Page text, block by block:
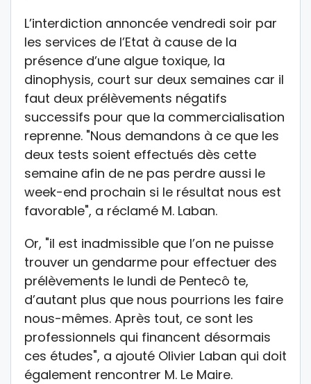
L’interdiction annoncée vendredi soir par
les services de l’Etat à cause de la
présence d’une algue toxique, la
dinophysis, court sur deux semaines car il
faut deux prélèvements négatifs
successifs pour que la commercialisation
reprenne. "Nous demandons à ce que les
deux tests soient effectués dès cette
semaine afin de ne pas perdre aussi le
week-end prochain si le résultat nous est
favorable", a réclamé M. Laban.
Or, "il est inadmissible que l’on ne puisse
trouver un gendarme pour effectuer des
prélèvements le lundi de Pentecô te,
d’autant plus que nous pourrions les faire
nous-mêmes. Après tout, ce sont les
professionnels qui financent désormais
ces études", a ajouté Olivier Laban qui doit
également rencontrer M. Le Maire.